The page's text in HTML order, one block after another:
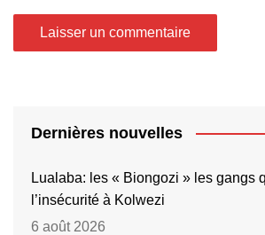
Dernières nouvelles
Lualaba: les « Biongozi » les gangs
l’insécurité à Kolwezi
6 août 2026